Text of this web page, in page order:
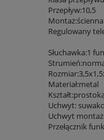
Przepływ:10,5
Montaż:ścienna
Regulowany
Słuchawka:1
Materiał:metal
Uchwyt:
Uchwyt
Przełącznik